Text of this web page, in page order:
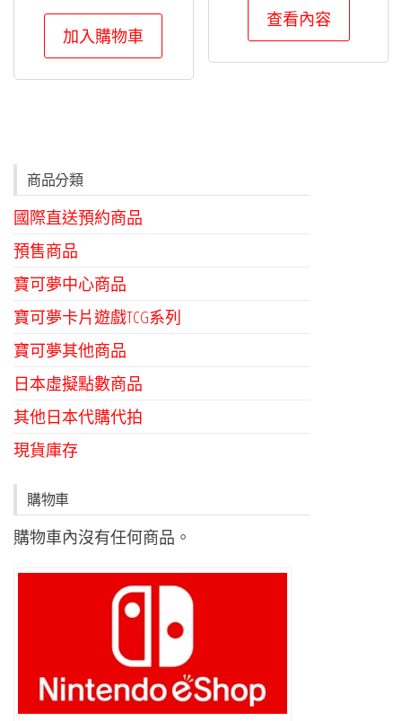
加入購物車
查看內容
商品分類
國際直送預約商品
預售商品
寶可夢中心商品
寶可夢卡片遊戲TCG系列
寶可夢其他商品
日本虛擬點數商品
其他日本代購代拍
現貨庫存
購物車
購物車內沒有任何商品。